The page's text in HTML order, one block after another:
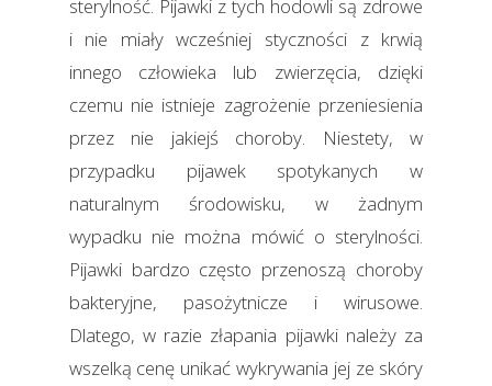
sterylność. Pijawki z tych hodowli są zdrowe
i nie miały wcześniej styczności z krwią
innego człowieka lub zwierzęcia, dzięki
czemu nie istnieje zagrożenie przeniesienia
przez nie jakiejś choroby. Niestety, w
przypadku pijawek spotykanych w
naturalnym środowisku, w żadnym
wypadku nie można mówić o sterylności.
Pijawki bardzo często przenoszą choroby
bakteryjne, pasożytnicze i wirusowe.
Dlatego, w razie złapania pijawki należy za
wszelką cenę unikać wykrywania jej ze skóry